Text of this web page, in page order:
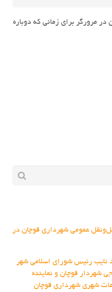
در مرورگر برای زمانی که دوباره
عمومی شهرداری قوچان در
نایب رئیس شورای اسلامی شهر
شهردار قوچان و نماینده
شهری شهرداری قوچان